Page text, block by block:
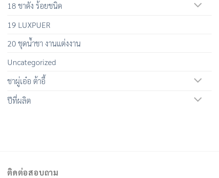
18 ชาดัง ร้อยชนิด
19 LUXPUER
20 ชุดน้ำชา งานแต่งงาน
Uncategorized
ชาผู่เอ๋อ ต้าอี้
ปีที่ผลิต
ติดต่อสอบถาม